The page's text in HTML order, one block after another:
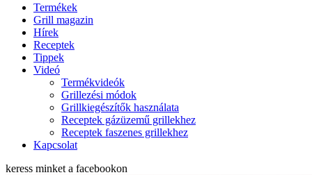
Termékek
Grill magazin
Hírek
Receptek
Tippek
Videó
Termékvideók
Grillezési módok
Grillkiegészítők használata
Receptek gázüzemű grillekhez
Receptek faszenes grillekhez
Kapcsolat
keress minket a facebookon